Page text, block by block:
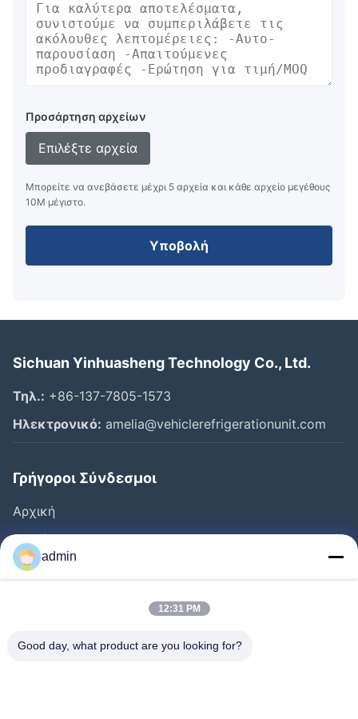
Προσάρτηση αρχείων
Επιλέξτε αρχεία
Μπορείτε να ανεβάσετε μέχρι 5 αρχεία και κάθε αρχείο μεγέθους
10M μέγιστο.
Υποβολή
Sichuan Yinhuasheng Technology Co., Ltd.
Τηλ.: +86-137-7805-1573
Ηλεκτρονικό: amelia@vehiclerefrigerationunit.com
Γρήγοροι Σύνδεσμοι
Αρχική
Προϊόντα
Βίντεο
Έλεγχος Ποιότητας
admin
12:31 PM
Good day, what product are you looking for?